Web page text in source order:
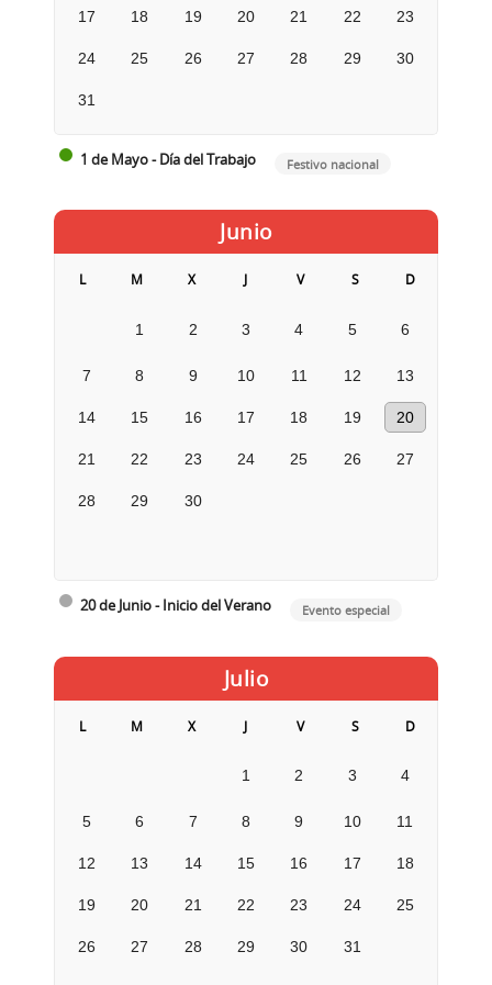
17 18 19 20 21 22 23
24 25 26 27 28 29 30
31
1 de Mayo - Día del Trabajo Festivo nacional
Junio
L M X J V S D
1 2 3 4 5 6
7 8 9 10 11 12 13
14 15 16 17 18 19 20
21 22 23 24 25 26 27
28 29 30
20 de Junio - Inicio del Verano Evento especial
Julio
L M X J V S D
1 2 3 4
5 6 7 8 9 10 11
12 13 14 15 16 17 18
19 20 21 22 23 24 25
26 27 28 29 30 31